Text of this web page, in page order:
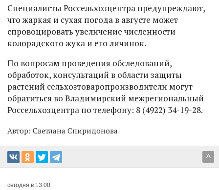
Специалисты Россельхозцентра предупреждают,
что жаркая и сухая погода в августе может
спровоцировать увеличение численности
колорадского жука и его личинок.
По вопросам проведения обследований,
обработок, консультаций в области защиты
растений сельхозтоваропроизводители могут
обратиться во Владимирский межрегиональный
Россельхозцентра по телефону: 8 (4922) 34-19-28.
Автор: Светлана Спиридонова
^
сегодня в 13:00